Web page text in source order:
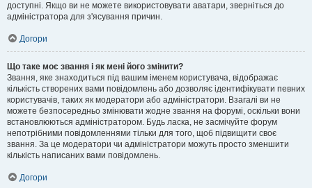
доступні. Якщо ви не можете використовувати аватари, зверніться до
адміністратора для з'ясування причин.
Догори
Що таке моє звання і як мені його змінити?
Звання, яке знаходиться під вашим іменем користувача, відображає
кількість створених вами повідомлень або дозволяє ідентифікувати певних
користувачів, таких як модератори або адміністратори. Взагалі ви не
можете безпосередньо змінювати жодне звання на форумі, оскільки вони
встановлюються адміністратором. Будь ласка, не засмічуйте форум
непотрібними повідомленнями тільки для того, щоб підвищити своє
звання. За це модератори чи адміністратори можуть просто зменшити
кількість написаних вами повідомлень.
Догори